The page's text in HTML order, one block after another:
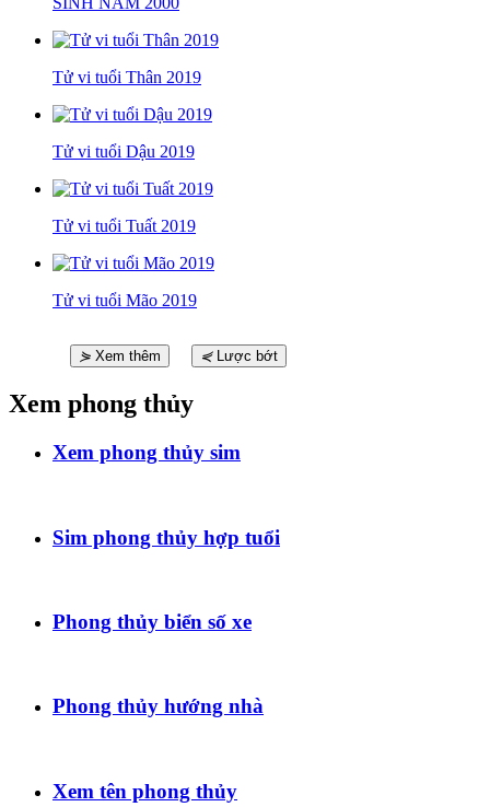
Tử vi tuổi Thân 2019
Tử vi tuổi Dậu 2019
Tử vi tuổi Tuất 2019
Tử vi tuổi Mão 2019
⋟ Xem thêm ⋞ Lược bớt
Xem phong thủy
Xem phong thủy sim
Sim phong thủy hợp tuổi
Phong thủy biển số xe
Phong thủy hướng nhà
Xem tên phong thủy